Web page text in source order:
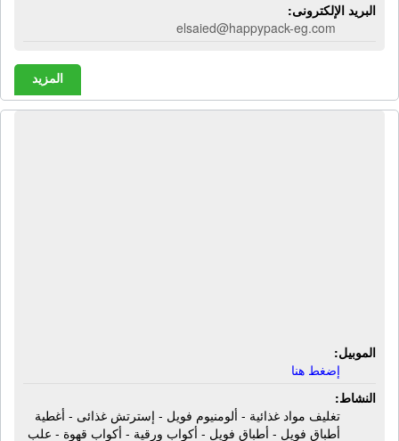
البريد الإلكترونى:
elsaied@happypack-eg.com
المزيد
الموبيل:
إضغط هنا
النشاط:
تغليف مواد غذائية - ألومنيوم فويل - إسترتش غذائى - أغطية
أطباق فويل - أطباق فويل - أكواب ورقية - أكواب قهوة - علب